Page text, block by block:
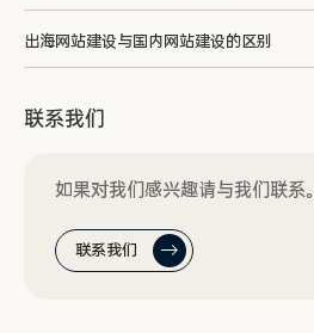
出海网站建设与国内网站建设的区别
联系我们
如果对我们感兴趣请与我们联系。
联系我们